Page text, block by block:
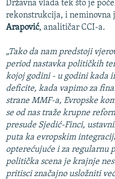
Državna vlada tek što je
rekonstrukcija, i neminovna
Arapović, analitičar CCI-a.
„Tako da nam predstoji
period nastavka političkih
kojoj godini - u godini kada
deficite, kada vapimo za
strane MMF-a, Evropske
se od nas traže krupne
presude Sjedić-Finci,
puta ka evropskim
opterećujuće i za regularnu
politička scena je krajnje
pritisci značajno usložniti